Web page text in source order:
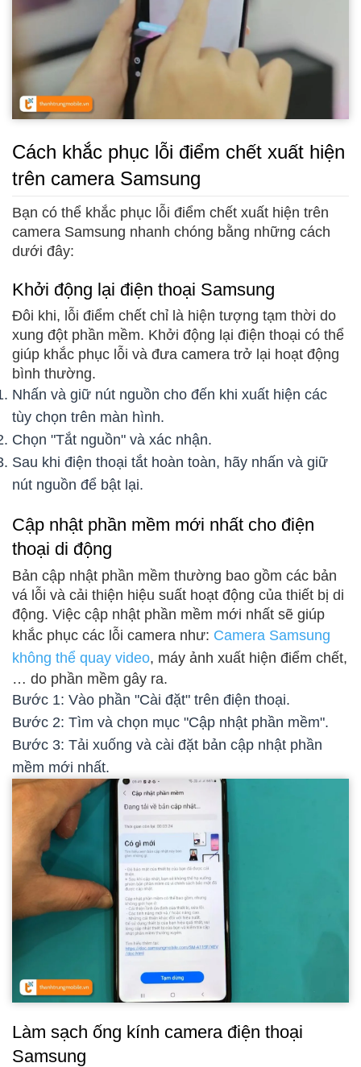
Cách khắc phục lỗi điểm chết xuất hiện
trên camera Samsung
Bạn có thể khắc phục lỗi điểm chết xuất hiện trên
camera Samsung nhanh chóng bằng những cách
dưới đây:
Khởi động lại điện thoại Samsung
Đôi khi, lỗi điểm chết chỉ là hiện tượng tạm thời do
xung đột phần mềm. Khởi động lại điện thoại có thể
giúp khắc phục lỗi và đưa camera trở lại hoạt động
bình thường.
Nhấn và giữ nút nguồn cho đến khi xuất hiện các
tùy chọn trên màn hình.
Chọn "Tắt nguồn" và xác nhận.
Sau khi điện thoại tắt hoàn toàn, hãy nhấn và giữ
nút nguồn để bật lại.
Cập nhật phần mềm mới nhất cho điện
thoại di động
Bản cập nhật phần mềm thường bao gồm các bản
vá lỗi và cải thiện hiệu suất hoạt động của thiết bị di
động. Việc cập nhật phần mềm mới nhất sẽ giúp
khắc phục các lỗi camera như: Camera Samsung
không thể quay video, máy ảnh xuất hiện điểm chết,
… do phần mềm gây ra.
Bước 1: Vào phần "Cài đặt" trên điện thoại.
Bước 2: Tìm và chọn mục "Cập nhật phần mềm".
Bước 3: Tải xuống và cài đặt bản cập nhật phần
mềm mới nhất.
Làm sạch ống kính camera điện thoại
Samsung